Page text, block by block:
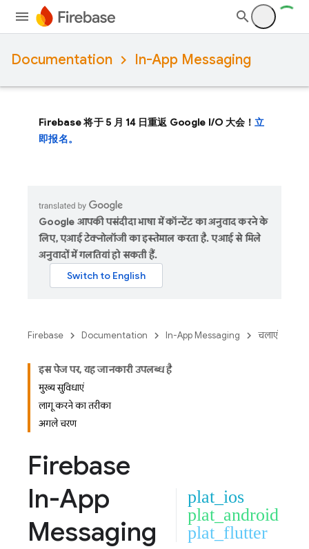
Documentation In-App Messaging
Firebase 将于 5 月 14 日重返 Google I/O 大会！立
即报名。
Google आपकी पसंदीदा भाषा में कॉन्टेंट का अनुवाद करने के
लिए, एआई टेक्नोलॉजी का इस्तेमाल करता है. एआई से मिले
अनुवादों में गलतियां हो सकती हैं.
Firebase Documentation In-App Messaging चलाएं
इस पेज पर, यह जानकारी उपलब्ध है
मुख्य सुविधाएं
लागू करने का तरीका
अगले चरण
Firebase
In-App
Messaging
plat_ios
plat_android
plat_flutter